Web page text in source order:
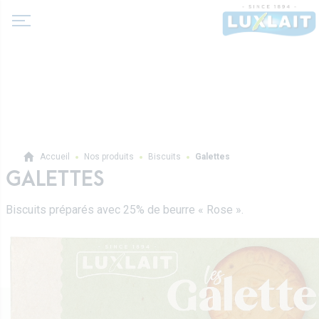
Recettes
Laits et boissons lactées
Laits fermentés
Fromages frais
Professionnels
Produits pro
Sur-mesure
Accueil Nos produits Biscuits Galettes
GALETTES
Biscuits préparés avec 25% de beurre « Rose ».